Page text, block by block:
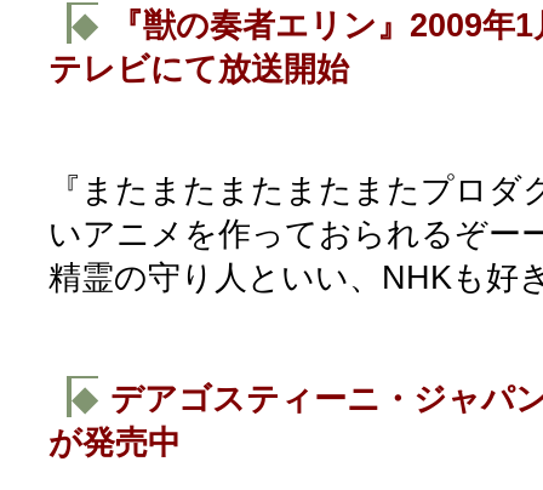
◆
『獣の奏者エリン』2009年
テレビにて放送開始
『またまたまたまたまたプロ
いアニメを作っておられるぞー
精霊の守り人といい、NHKも好
◆ デアゴスティーニ・ジャパ
が発売中